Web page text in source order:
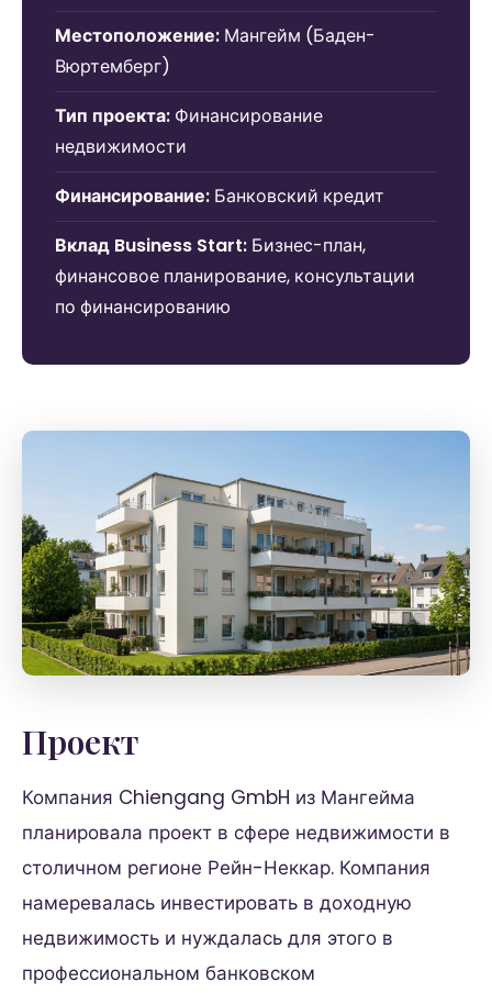
Местоположение: Мангейм (Баден-
Вюртемберг)
Тип проекта: Финансирование
недвижимости
Финансирование: Банковский кредит
Вклад Business Start: Бизнес-план,
финансовое планирование, консультации
по финансированию
Проект
Компания Chiengang GmbH из Мангейма
планировала проект в сфере недвижимости в
столичном регионе Рейн-Неккар. Компания
намеревалась инвестировать в доходную
недвижимость и нуждалась для этого в
профессиональном банковском